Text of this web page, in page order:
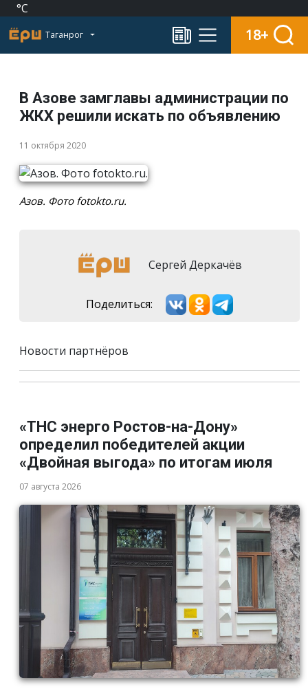
°C
Таганрог 18+
В Азове замглавы администрации по
ЖКХ решили искать по объявлению
11 октября 2020
Азов. Фото fotokto.ru.
Сергей Деркачёв
Поделиться:
Новости партнёров
«ТНС энерго Ростов-на-Дону»
определил победителей акции
«Двойная выгода» по итогам июля
07 августа 2026